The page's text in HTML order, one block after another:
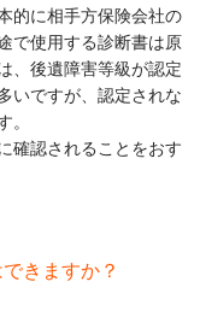
的に相手方保険会社の
で使用する診断書は原
、後遺障害等級が認定
いですが、認定されな
確認されることをおす
きますか？